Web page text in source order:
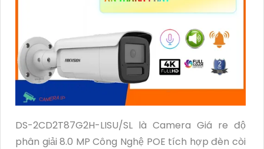
DS-2CD2T87G2H-LISU/SL là Camera Giá re độ
phân giải 8.0 MP Công Nghệ POE tích hợp đèn còi